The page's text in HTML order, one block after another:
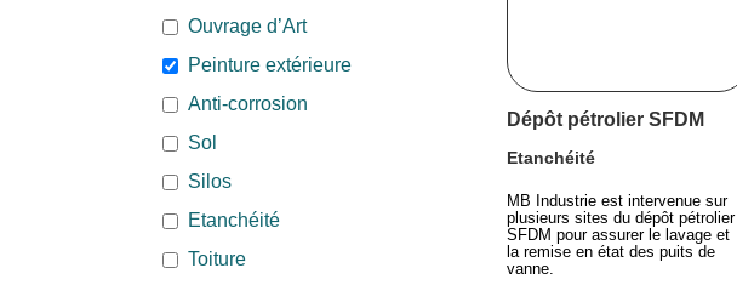
Ouvrage d’Art
Peinture extérieure
Anti-corrosion
Sol
Silos
Etanchéité
Toiture
Dépôt pétrolier SFDM
Etanchéité
MB Industrie est intervenue sur
plusieurs sites du dépôt pétrolier
SFDM pour assurer le lavage et
la remise en état des puits de
vanne.